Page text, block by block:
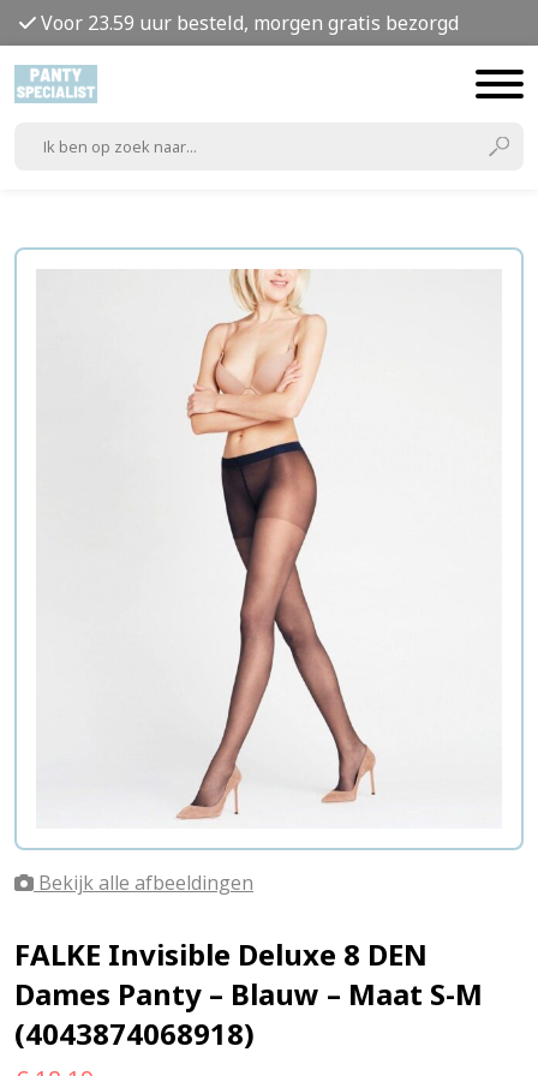
Voor 23.59 uur besteld, morgen gratis bezorgd
Bekijk alle afbeeldingen
FALKE Invisible Deluxe 8 DEN
Dames Panty – Blauw – Maat S-M
(4043874068918)